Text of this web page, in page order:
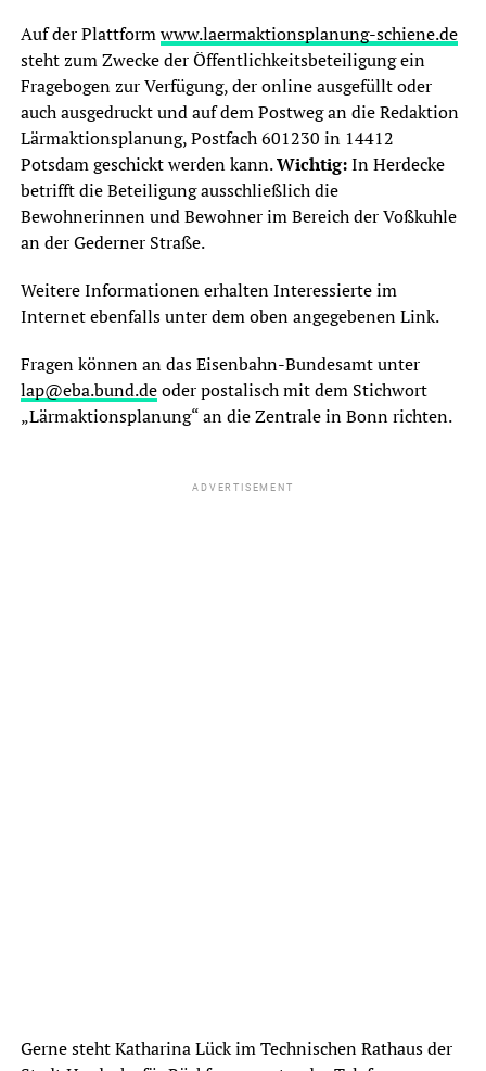
Auf der Plattformwww.laermaktionsplanung-schiene.de
steht zum Zwecke der Öffentlichkeitsbeteiligung ein
Fragebogen zur Verfügung, der online ausgefüllt oder
auch ausgedruckt und auf dem Postweg an die Redaktion
Lärmaktionsplanung, Postfach 601230 in 14412
Potsdam geschickt werden kann.Wichtig:In Herdecke
betrifft die Beteiligung ausschließlich die
Bewohnerinnen und Bewohner im Bereich der Voßkuhle
an der Gederner Straße.
Weitere Informationen erhalten Interessierte im
Internet ebenfalls unter dem oben angegebenen Link.
Fragen können an das Eisenbahn-Bundesamt unter
lap@eba.bund.deoder postalisch mit dem Stichwort
„Lärmaktionsplanung“ an die Zentrale in Bonn richten.
ADVERTISEMENT
Gerne steht Katharina Lück im Technischen Rathaus der